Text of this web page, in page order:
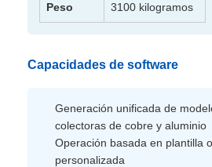
Peso 3100 kilogramos
Capacidades de software
Generación unificada de
colectoras de cobre y aluminio
Operación basada en plantilla
personalizada